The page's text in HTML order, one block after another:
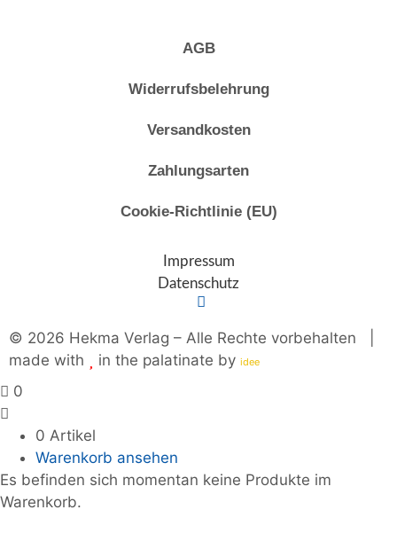
AGB
Widerrufsbelehrung
Versandkosten
Zahlungsarten
Cookie-Richtlinie (EU)
Impressum
Datenschutz
© 2026 Hekma Verlag – Alle Rechte vorbehalten |
made with
in the palatinate by idee
0
0 Artikel
Warenkorb ansehen
Es befinden sich momentan keine Produkte im
Warenkorb.